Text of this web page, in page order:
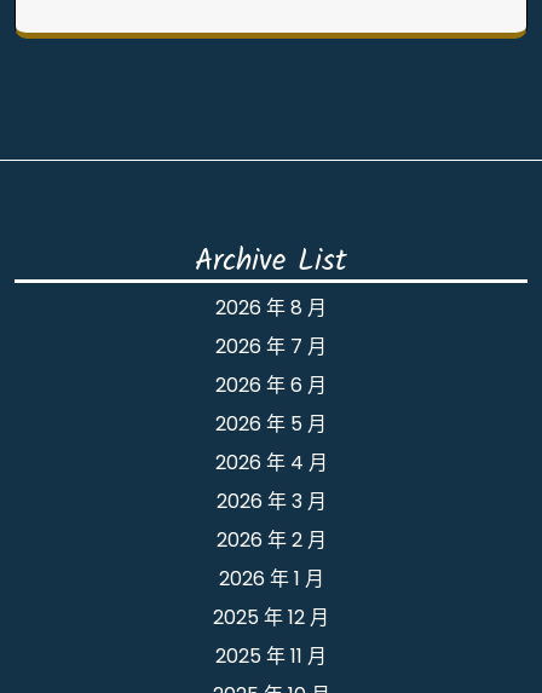
Archive List
2026 年 8 月
2026 年 7 月
2026 年 6 月
2026 年 5 月
2026 年 4 月
2026 年 3 月
2026 年 2 月
2026 年 1 月
2025 年 12 月
2025 年 11 月